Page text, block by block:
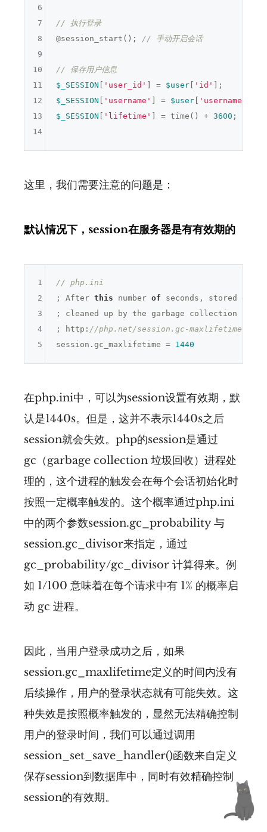
// 执行登录
@session_start(); // 手动开启会话
// 保存用户信息
$_SESSION
'user_id' ] = $user[ 'id'
$_SESSION
'username' ] = $user[ 'username'
$_SESSION
'lifetime' ] = time() + 3600 ;
6
7
8
9
10
11
12
13
14
这里，我们需要注意的问题是：
默认情况下，session在服务器是有有效期的
// php.ini
; After this number of seconds, stored
; cleaned up by the garbage collection
; http: //php.net/session.gc-maxlifetime
session.gc_maxlifetime = 1440
1
2
3
4
5
在php.ini中，可以为session设置有效期，默
认是1440s。但是，这并不表示1440s之后
session就会失效。php的session是通过
gc（garbage collection 垃圾回收）进程处
理的，这个进程的触发会在每个会话初始化时
按照一定概率触发的。这个概率通过php.ini
中的两个参数session.gc_probability 与
session.gc_divisor来指定，通过
gc_probability/gc_divisor 计算得来。例
如 1/100 意味着在每个请求中有 1% 的概率启
动 gc 进程。
因此，当用户登录成功之后，如果
session.gc_maxlifetime定义的时间内没有
后续操作，用户的登录状态就有可能失效。这
种失效是按照概率触发的，显然无法精确控制
用户的登录时间，我们可以通过调用
session_set_save_handler()函数来自定义
保存session到数据库中，同时有效精确控制
session的有效期。